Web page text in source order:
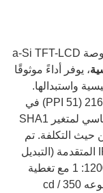
هو 86 بوصة a-Si TFT-LCD
، يوفر أداءً موثوقًا
واستبدالها.
يحتوي على دقة 4K Ultra HD من 3840 × 2160 (51 PPI) في
تخطيط شريط عمودي RGB ،هذا الصف القياسي لمتغير SHA1
حيث التكلفة. تم
بناء جهاز LC860DUY-SHA1 بتكنولوجيا IPS المتقدمة (التبديل
داخل الطائرة) ، ويقدم نسبة تباين ثابتة تبلغ 1200: 1 مع تغطية
نطاق الألوان NTSC بنسبة 72٪ وارتفاع سطوعه 350 cd /